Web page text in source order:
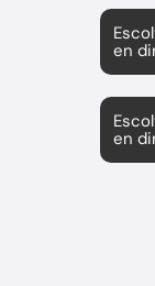
en
en